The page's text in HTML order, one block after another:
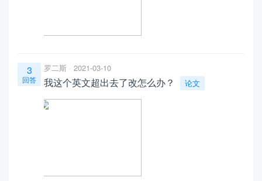
3
回答
罗二斯 2021-03-10
我这个英文超出去了改怎么办？ 论文